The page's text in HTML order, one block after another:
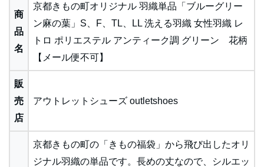
商
品
名
京都きもの町オリジナル 羽織単品「ブルーグリー
ン麻の葉」S、F、TL、LL 洗える羽織 女性羽織 レ
トロ ポリエステル アンティーク調 グリーン 花柄
【メール便不可】
販
売
店
アウトレットシューズ outletshoes
京都きもの町の「きもの福袋」から飛び出したオリ
ジナル羽織の単品です。長めの丈なので、シルエッ